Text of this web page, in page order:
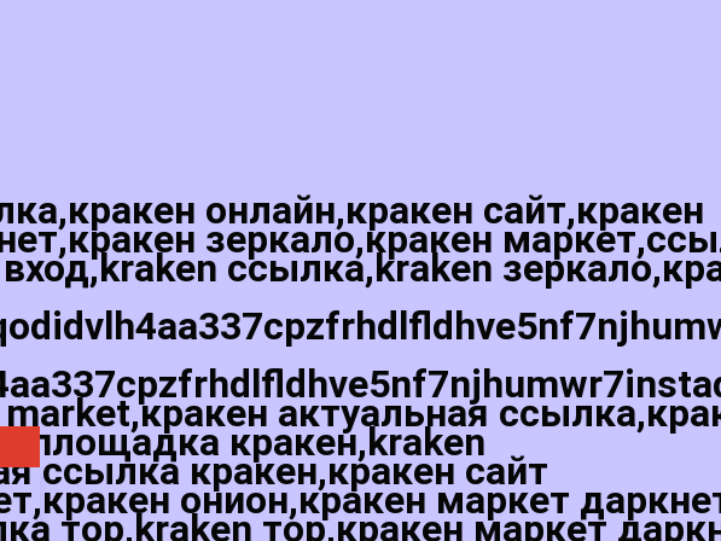
онлайн,кракен сайт,кракен
зеркало,кракен
ссылка,kraken
актуальная
кракен,kraken
ссылка кракен,кракен сайт
онион,кракен маркет
тор,kraken тор,кракен маркет